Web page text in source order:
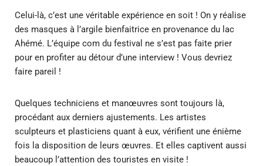
Celui-là, c’est une véritable expérience en soit ! On y réalise
des masques à l’argile bienfaitrice en provenance du lac
Ahémé. L’équipe com du festival ne s’est pas faite prier
pour en profiter au détour d’une interview ! Vous devriez
faire pareil !
Quelques techniciens et manœuvres sont toujours là,
procédant aux derniers ajustements. Les artistes
sculpteurs et plasticiens quant à eux, vérifient une énième
fois la disposition de leurs œuvres. Et elles captivent aussi
beaucoup l’attention des touristes en visite !